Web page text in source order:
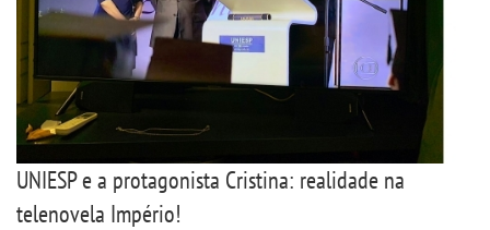
UNIESP e a protagonista Cristina: realidade na
telenovela Império!